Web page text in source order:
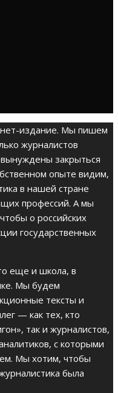
издание. Мы пишем
журналистов
закрыться
опыте видим,
в нашей стране
профессий. А мы
о российских
государственных
еще и школа, в
Мы будем
тексты и
— как тех, кто
так и журналистов,
с которыми
Мы хотим, чтобы
была